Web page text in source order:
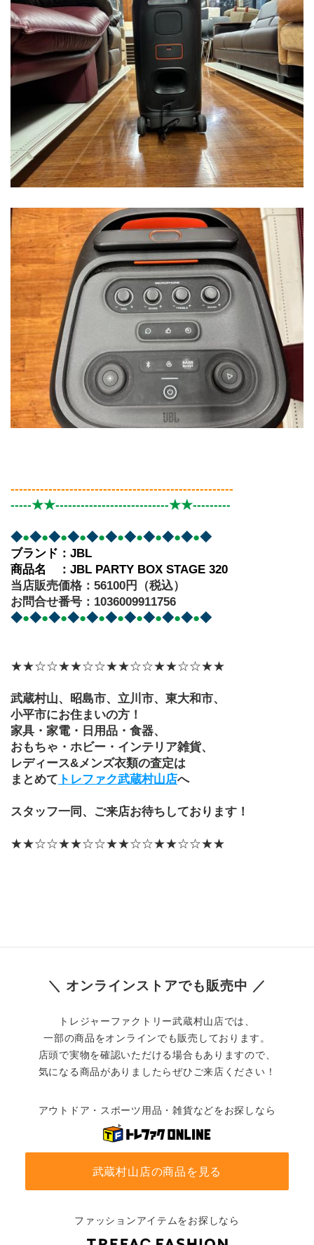
-----------------------------------------------------
-----★★---------------------------★★---------
◆●◆●◆●◆●◆●◆●◆●◆●◆●◆●◆
ブランド：JBL
商品名　：JBL PARTY BOX STAGE 320
当店販売価格：56100円（税込）
お問合せ番号：1036009911756
◆●◆●◆●◆●◆●◆●◆●◆●◆●◆●◆
★★☆☆★★☆☆★★☆☆★★☆☆★★
武蔵村山、昭島市、立川市、東大和市、
小平市にお住まいの方！
家具・家電・日用品・食器、
おもちゃ・ホビー・インテリア雑貨、
レディース&メンズ衣類の査定は
まとめて トレファク武蔵村山店へ
スタッフ一同、ご来店お待ちしております！
★★☆☆★★☆☆★★☆☆★★☆☆★★
＼ オンラインストアでも販売中 ／
トレジャーファクトリー武蔵村山店では、
一部の商品をオンラインでも販売しております。
店頭で実物を確認いただける場合もありますので、
気になる商品がありましたらぜひご来店ください！
アウトドア・スポーツ用品・雑貨などをお探しなら
武蔵村山店の商品を見る
ファッションアイテムをお探しなら